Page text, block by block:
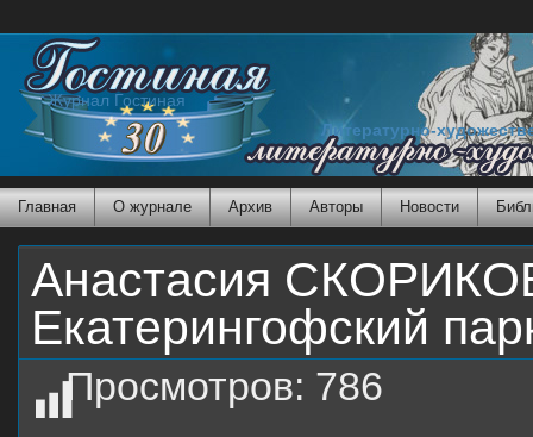
Журнал Гостиная
Литературно-
Главная О журнале Архив Авторы Новости
Анастасия
Екатерингофский
Просмотров: 786